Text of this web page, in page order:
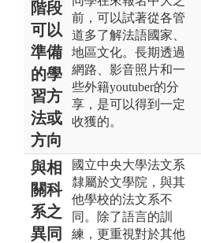
階段
可以
準備
的學
習方
法或
方向
前，可以試著從各管
道多了解法語國家、
地區文化。長期透過
網路、影音照片和一
些外籍youtuber的分
享，是可以得到一定
收獲的。
與相
關科
系之
異同
國立中央大學法文系
隸屬於文學院，與其
他學校的法文系不
同。除了語言的訓
練，更重視對於其他